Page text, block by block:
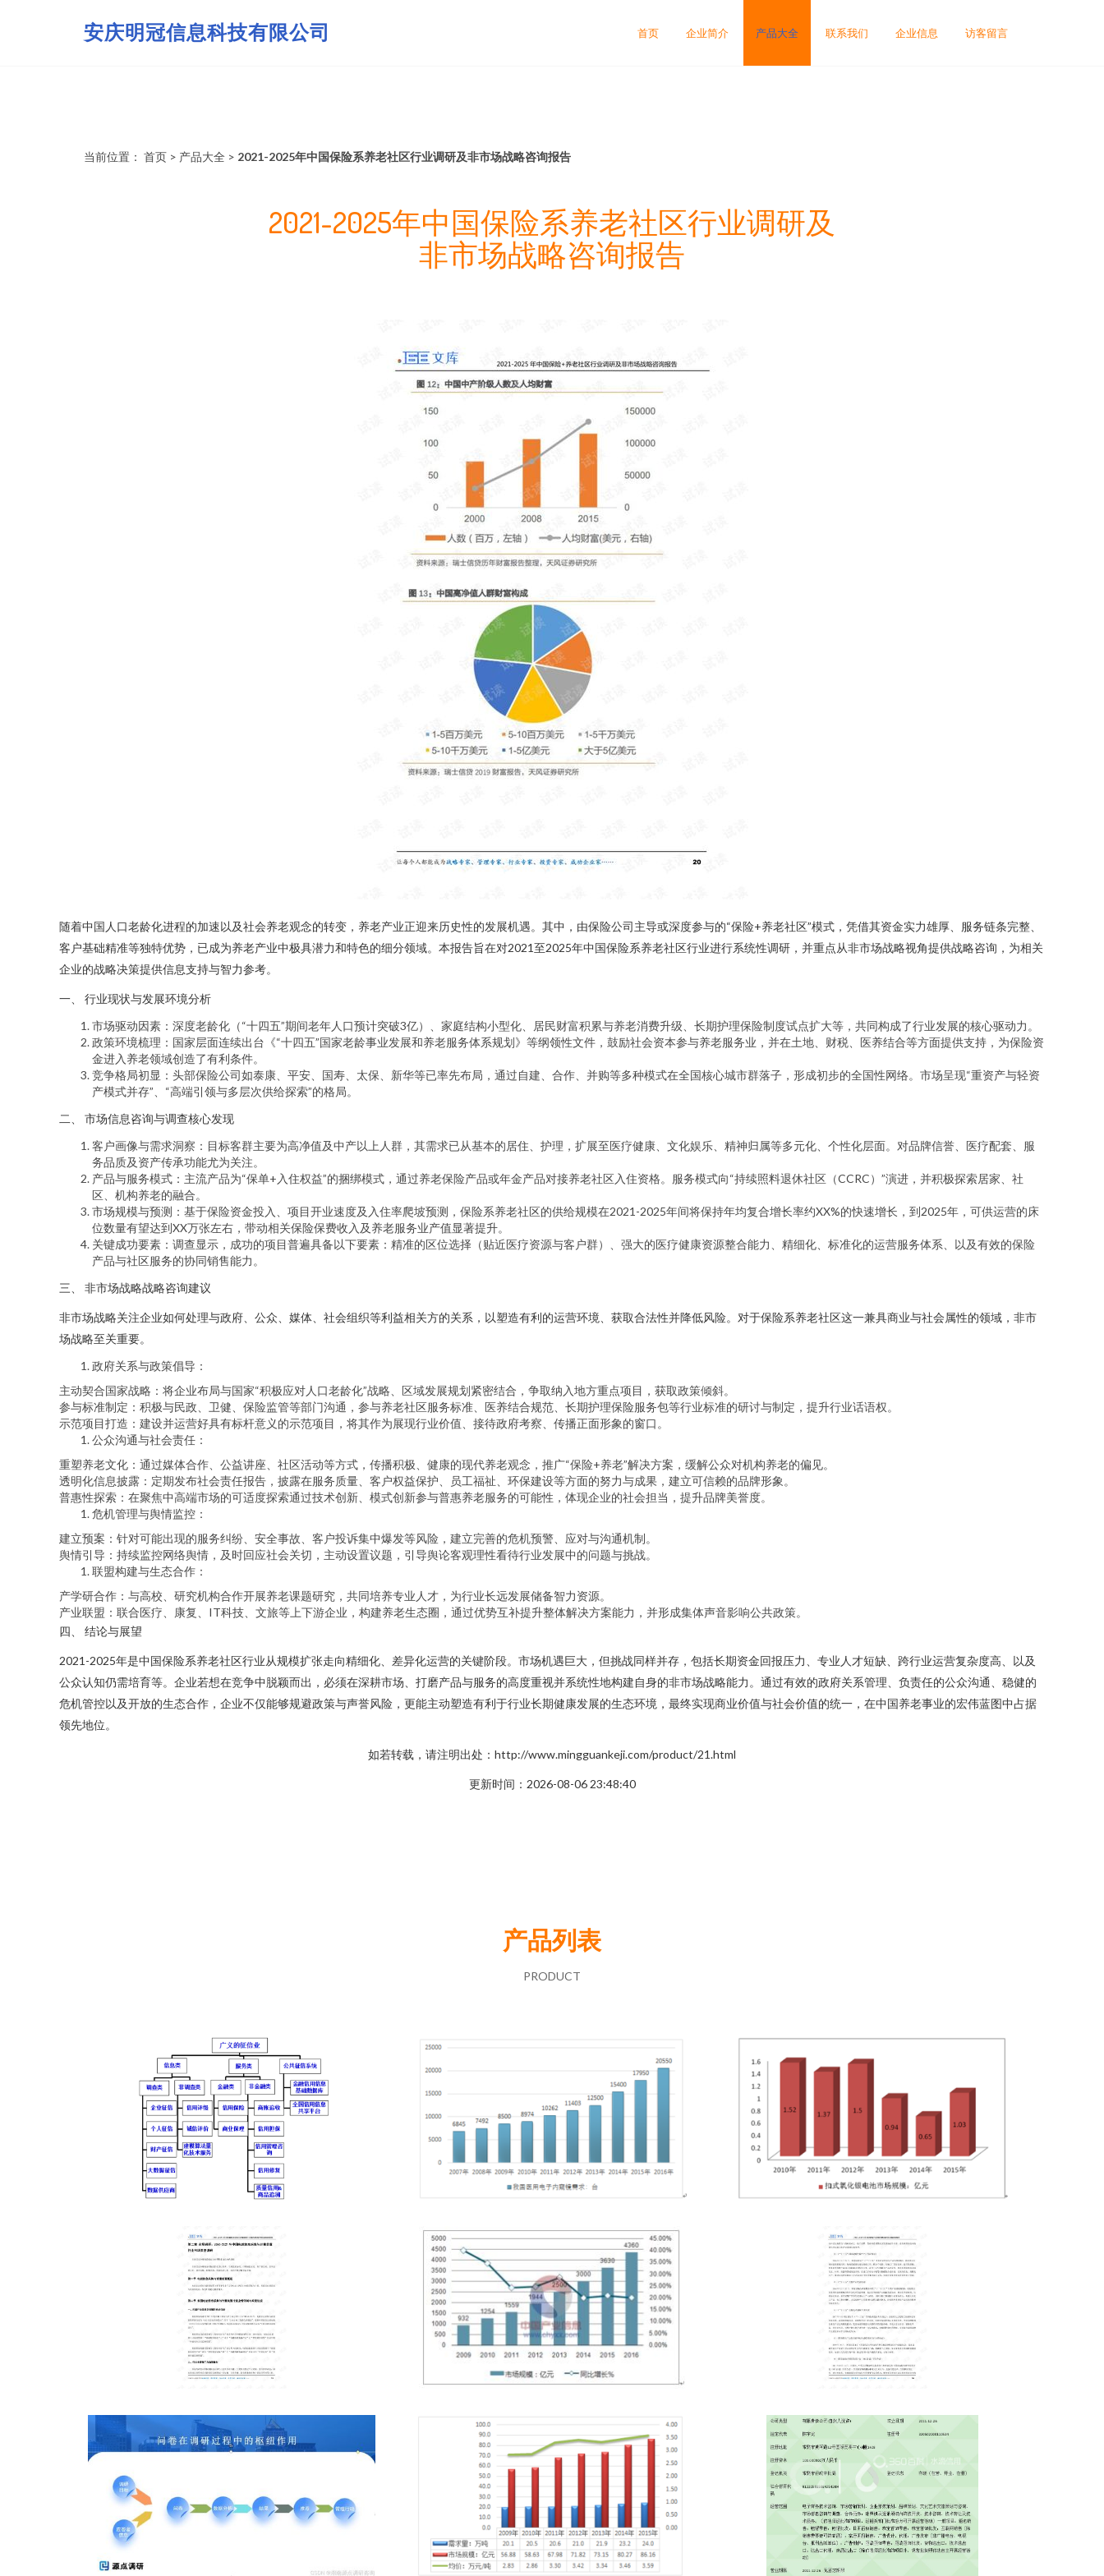
安庆明冠信息科技有限公司 首页 企业简介 产品大全 联系我们 企业信息 访客留言
当前位置： 首页 > 产品大全 > 2021-2025年中国保险系养老社区行业调研及非市场战略咨询报告
2021-2025年中国保险系养老社区行业调研及
非市场战略咨询报告
随着中国人口老龄化进程的加速以及社会养老观念的转变，养老产业正迎来历史性的发展机遇。其中，由保险公司主导或深度参与的“保险+养老社区”模式，凭借其资金实力雄厚、服务链条完整、
客户基础精准等独特优势，已成为养老产业中极具潜力和特色的细分领域。本报告旨在对2021至2025年中国保险系养老社区行业进行系统性调研，并重点从非市场战略视角提供战略咨询，为相关
企业的战略决策提供信息支持与智力参考。
一、 行业现状与发展环境分析
市场驱动因素：深度老龄化（“十四五”期间老年人口预计突破3亿）、家庭结构小型化、居民财富积累与养老消费升级、长期护理保险制度试点扩大等，共同构成了行业发展的核心驱动力。
政策环境梳理：国家层面连续出台《“十四五”国家老龄事业发展和养老服务体系规划》等纲领性文件，鼓励社会资本参与养老服务业，并在土地、财税、医养结合等方面提供支持，为保险资
金进入养老领域创造了有利条件。
竞争格局初显：头部保险公司如泰康、平安、国寿、太保、新华等已率先布局，通过自建、合作、并购等多种模式在全国核心城市群落子，形成初步的全国性网络。市场呈现“重资产与轻资
产模式并存”、“高端引领与多层次供给探索”的格局。
二、 市场信息咨询与调查核心发现
客户画像与需求洞察：目标客群主要为高净值及中产以上人群，其需求已从基本的居住、护理，扩展至医疗健康、文化娱乐、精神归属等多元化、个性化层面。对品牌信誉、医疗配套、服
务品质及资产传承功能尤为关注。
产品与服务模式：主流产品为“保单+入住权益”的捆绑模式，通过养老保险产品或年金产品对接养老社区入住资格。服务模式向“持续照料退休社区（CCRC）”演进，并积极探索居家、社
区、机构养老的融合。
市场规模与预测：基于保险资金投入、项目开业速度及入住率爬坡预测，保险系养老社区的供给规模在2021-2025年间将保持年均复合增长率约XX%的快速增长，到2025年，可供运营的床
位数量有望达到XX万张左右，带动相关保险保费收入及养老服务业产值显著提升。
关键成功要素：调查显示，成功的项目普遍具备以下要素：精准的区位选择（贴近医疗资源与客户群）、强大的医疗健康资源整合能力、精细化、标准化的运营服务体系、以及有效的保险
产品与社区服务的协同销售能力。
三、 非市场战略战略咨询建议
非市场战略关注企业如何处理与政府、公众、媒体、社会组织等利益相关方的关系，以塑造有利的运营环境、获取合法性并降低风险。对于保险系养老社区这一兼具商业与社会属性的领域，非市
场战略至关重要。
政府关系与政策倡导：
主动契合国家战略：将企业布局与国家“积极应对人口老龄化”战略、区域发展规划紧密结合，争取纳入地方重点项目，获取政策倾斜。
参与标准制定：积极与民政、卫健、保险监管等部门沟通，参与养老社区服务标准、医养结合规范、长期护理保险服务包等行业标准的研讨与制定，提升行业话语权。
示范项目打造：建设并运营好具有标杆意义的示范项目，将其作为展现行业价值、接待政府考察、传播正面形象的窗口。
公众沟通与社会责任：
重塑养老文化：通过媒体合作、公益讲座、社区活动等方式，传播积极、健康的现代养老观念，推广“保险+养老”解决方案，缓解公众对机构养老的偏见。
透明化信息披露：定期发布社会责任报告，披露在服务质量、客户权益保护、员工福祉、环保建设等方面的努力与成果，建立可信赖的品牌形象。
普惠性探索：在聚焦中高端市场的可适度探索通过技术创新、模式创新参与普惠养老服务的可能性，体现企业的社会担当，提升品牌美誉度。
危机管理与舆情监控：
建立预案：针对可能出现的服务纠纷、安全事故、客户投诉集中爆发等风险，建立完善的危机预警、应对与沟通机制。
舆情引导：持续监控网络舆情，及时回应社会关切，主动设置议题，引导舆论客观理性看待行业发展中的问题与挑战。
联盟构建与生态合作：
产学研合作：与高校、研究机构合作开展养老课题研究，共同培养专业人才，为行业长远发展储备智力资源。
产业联盟：联合医疗、康复、IT科技、文旅等上下游企业，构建养老生态圈，通过优势互补提升整体解决方案能力，并形成集体声音影响公共政策。
四、 结论与展望
2021-2025年是中国保险系养老社区行业从规模扩张走向精细化、差异化运营的关键阶段。市场机遇巨大，但挑战同样并存，包括长期资金回报压力、专业人才短缺、跨行业运营复杂度高、以及
公众认知仍需培育等。企业若想在竞争中脱颖而出，必须在深耕市场、打磨产品与服务的高度重视并系统性地构建自身的非市场战略能力。通过有效的政府关系管理、负责任的公众沟通、稳健的
危机管控以及开放的生态合作，企业不仅能够规避政策与声誉风险，更能主动塑造有利于行业长期健康发展的生态环境，最终实现商业价值与社会价值的统一，在中国养老事业的宏伟蓝图中占据
领先地位。
如若转载，请注明出处：http://www.mingguankeji.com/product/21.html
更新时间：2026-08-06 23:48:40
产品列表
PRODUCT